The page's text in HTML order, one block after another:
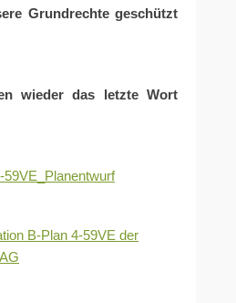
Grundrechte geschützt
wieder das letzte Wort
59VE_Planentwurf
B-Plan 4-59VE der